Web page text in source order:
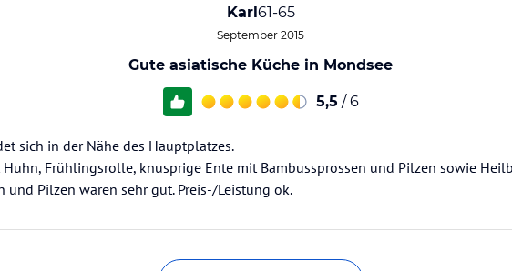
Karl61-65
September 2015
Gute asiatische Küche in Mondsee
5,5 / 6
sich in der Nähe des Hauptplatzes.
Frühlingsrolle, knusprige Ente mit Bambussprossen und Pilzen sowie
und Pilzen waren sehr gut. Preis-/Leistung ok.